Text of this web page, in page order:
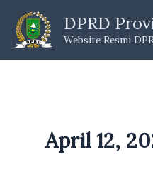
content
DPRD
Website Resmi
April 12,